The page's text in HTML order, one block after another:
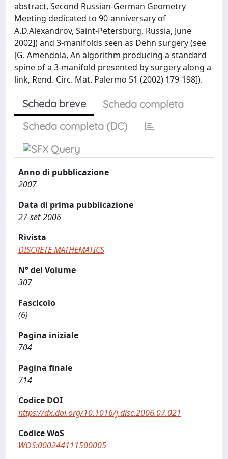
abstract, Second Russian-German Geometry
Meeting dedicated to 90-anniversary of
A.D.Alexandrov, Saint-Petersburg, Russia, June
2002]) and 3-manifolds seen as Dehn surgery (see
[G. Amendola, An algorithm producing a standard
spine of a 3-manifold presented by surgery along a
link, Rend. Circ. Mat. Palermo 51 (2002) 179-198]).
Scheda breve
Scheda completa
Scheda completa (DC)
Anno di pubblicazione
2007
Data di prima pubblicazione
27-set-2006
Rivista
DISCRETE MATHEMATICS
N° del Volume
307
Fascicolo
(6)
Pagina iniziale
704
Pagina finale
714
Codice DOI
https://dx.doi.org/10.1016/j.disc.2006.07.021
Codice WoS
WOS:000244111500005